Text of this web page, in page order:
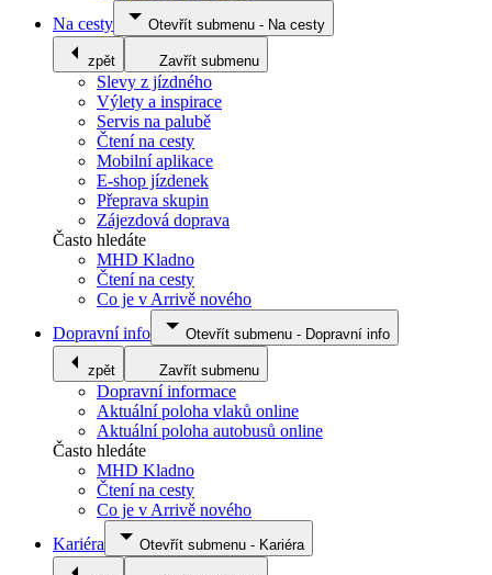
Na cesty
Otevřít submenu - Na cesty
zpět Zavřít submenu
Slevy z jízdného
Výlety a inspirace
Servis na palubě
Čtení na cesty
Mobilní aplikace
E-shop jízdenek
Přeprava skupin
Zájezdová doprava
Často hledáte
MHD Kladno
Čtení na cesty
Co je v Arrivě nového
Dopravní info
Otevřít submenu - Dopravní info
zpět Zavřít submenu
Dopravní informace
Aktuální poloha vlaků online
Aktuální poloha autobusů online
Často hledáte
MHD Kladno
Čtení na cesty
Co je v Arrivě nového
Kariéra
Otevřít submenu - Kariéra